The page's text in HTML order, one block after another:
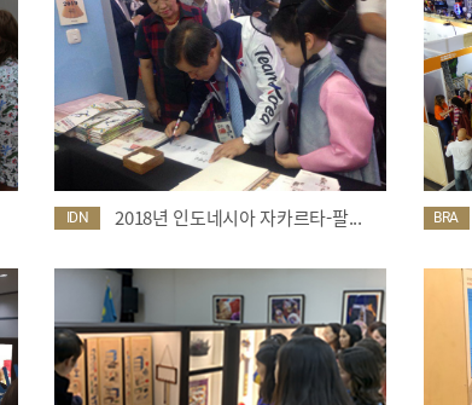
IDN 2018년 인도네시아 자카르타-팔... BRA